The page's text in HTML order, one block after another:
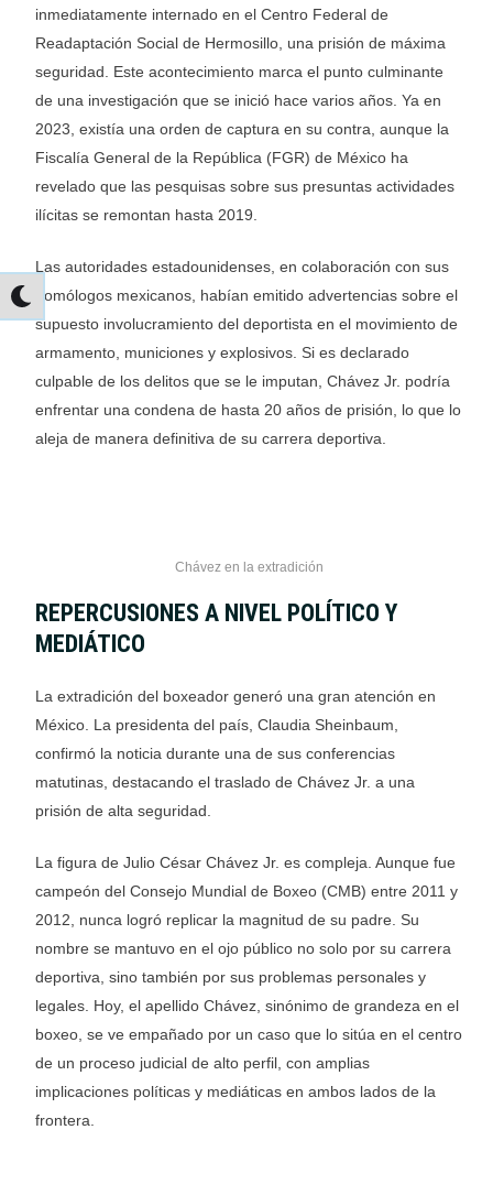
inmediatamente internado en el Centro Federal de
Readaptación Social de Hermosillo, una prisión de máxima
seguridad. Este acontecimiento marca el punto culminante
de una investigación que se inició hace varios años. Ya en
2023, existía una orden de captura en su contra, aunque la
Fiscalía General de la República (FGR) de México ha
revelado que las pesquisas sobre sus presuntas actividades
ilícitas se remontan hasta 2019.
Las autoridades estadounidenses, en colaboración con sus
homólogos mexicanos, habían emitido advertencias sobre el
supuesto involucramiento del deportista en el movimiento de
armamento, municiones y explosivos. Si es declarado
culpable de los delitos que se le imputan, Chávez Jr. podría
enfrentar una condena de hasta 20 años de prisión, lo que lo
aleja de manera definitiva de su carrera deportiva.
Chávez en la extradición
REPERCUSIONES A NIVEL POLÍTICO Y
MEDIÁTICO
La extradición del boxeador generó una gran atención en
México. La presidenta del país, Claudia Sheinbaum,
confirmó la noticia durante una de sus conferencias
matutinas, destacando el traslado de Chávez Jr. a una
prisión de alta seguridad.
La figura de Julio César Chávez Jr. es compleja. Aunque fue
campeón del Consejo Mundial de Boxeo (CMB) entre 2011 y
2012, nunca logró replicar la magnitud de su padre. Su
nombre se mantuvo en el ojo público no solo por su carrera
deportiva, sino también por sus problemas personales y
legales. Hoy, el apellido Chávez, sinónimo de grandeza en el
boxeo, se ve empañado por un caso que lo sitúa en el centro
de un proceso judicial de alto perfil, con amplias
implicaciones políticas y mediáticas en ambos lados de la
frontera.